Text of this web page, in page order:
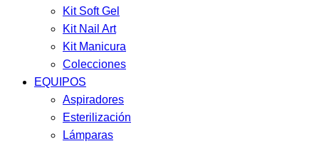
Kit Soft Gel
Kit Nail Art
Kit Manicura
Colecciones
EQUIPOS
Aspiradores
Esterilización
Lámparas